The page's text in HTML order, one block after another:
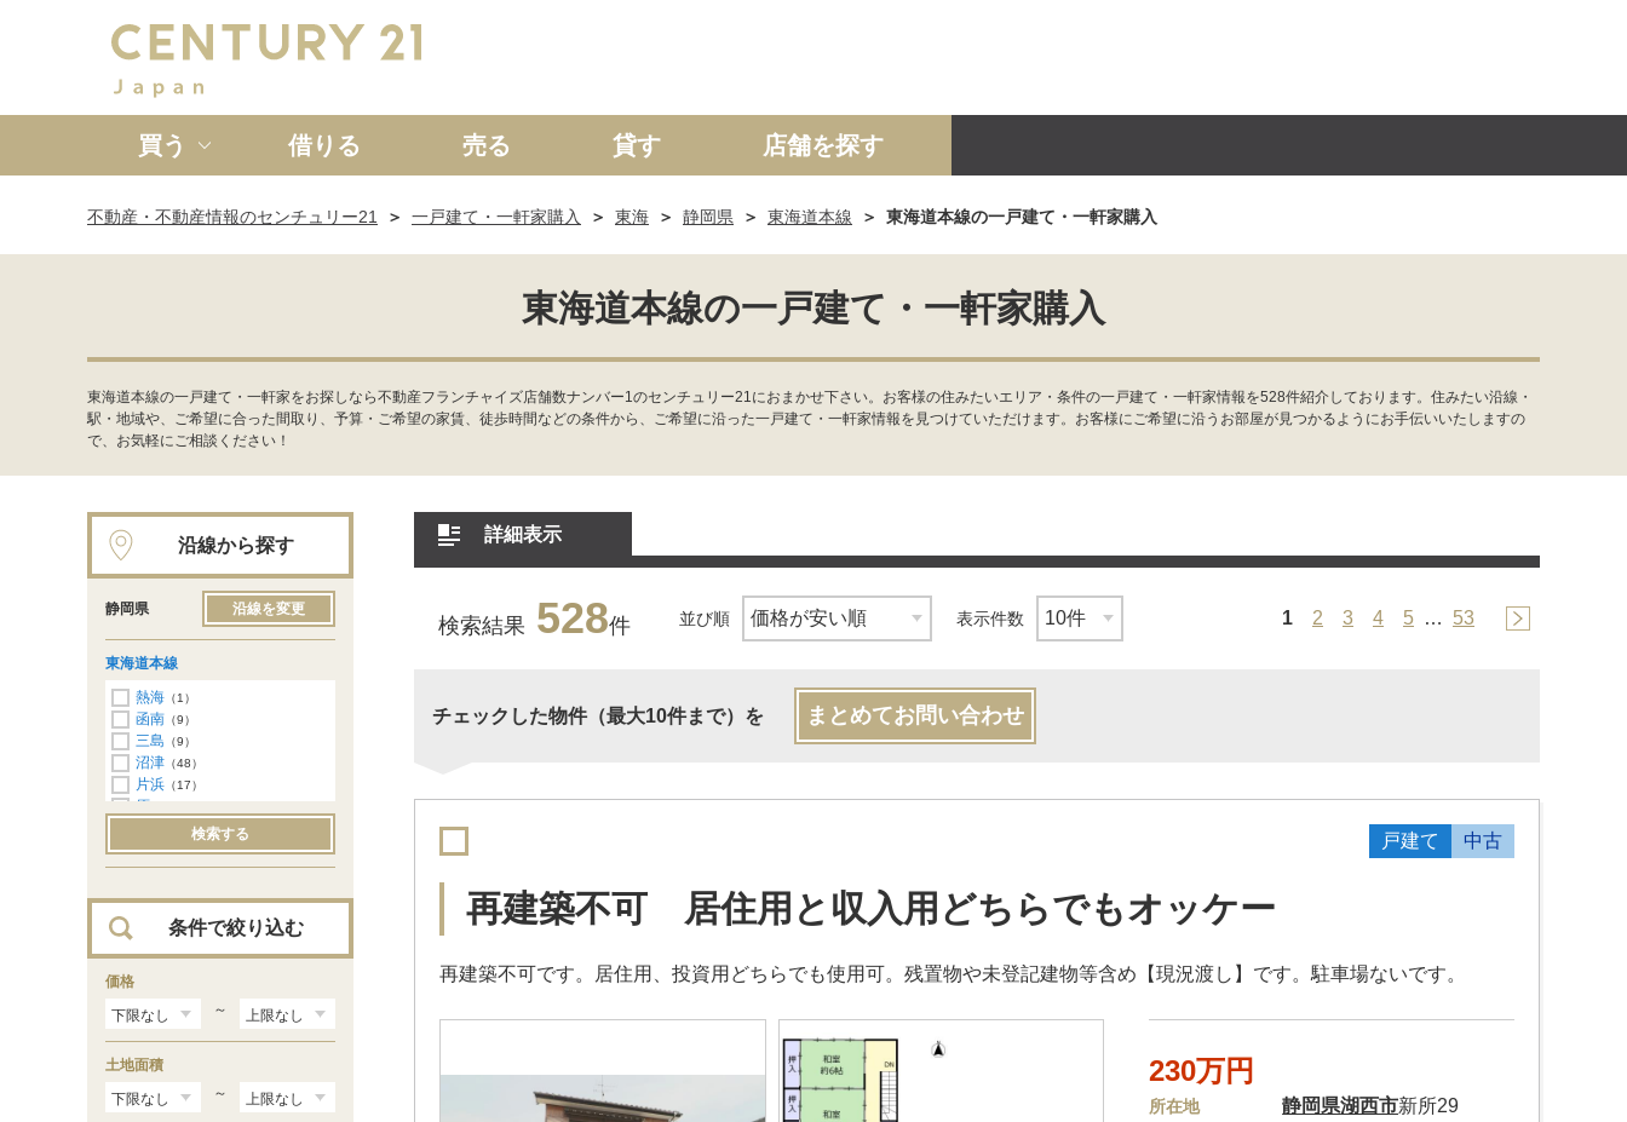
買う
新築一戸建て 中古一戸建て マンション 土地 事業投資用
借りる 売る 貸す 店舗を探す
不動産・不動産情報のセンチュリー21 一戸建て・一軒家購入 東海 静岡県 東海道本線 東海道本線の一戸建て・一軒家購入
東海道本線の一戸建て・一軒家購入
東海道本線の一戸建て・一軒家をお探しなら不動産フランチャイズ店舗数ナンバー1のセンチュリー21におまかせ下さい。お客様の住みたいエリア・条件の一戸建て・一軒家情報を528件紹介しております。住みたい沿線・
駅・地域や、ご希望に合った間取り、予算・ご希望の家賃、徒歩時間などの条件から、ご希望に沿った一戸建て・一軒家情報を見つけていただけます。お客様にご希望に沿うお部屋が見つかるようにお手伝いいたしますの
で、お気軽にご相談ください！
詳細表示
検索結果 528件 並び順 表示件数 1 2 3 4 5 … 53
チェックした物件（最大10件まで）を まとめてお問い合わせ
戸建て 中古
再建築不可 居住用と収入用どちらでもオッケー
再建築不可です。居住用、投資用どちらでも使用可。残置物や未登記建物等含め【現況渡し】です。駐車場ないです。
230万円
所在地 静岡県湖西市新所29
沿線から探す
静岡県 沿線を変更
東海道本線
熱海 （1）
函南 （9）
三島 （9）
沼津 （48）
片浜 （17）
原
東田子の浦（1）
吉原（2）
富士（13）
（1）
（2）
清水（24）
静岡（20）
安倍川
用宗（2）
焼津
西焼津 （15）
藤枝（22）
検索する
条件で絞り込む
価格
～
土地面積
～